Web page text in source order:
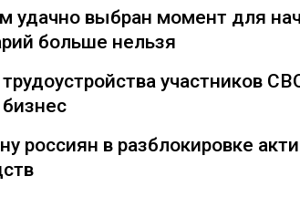
удачно выбран момент для
больше нельзя
участников
россиян в разблокировке